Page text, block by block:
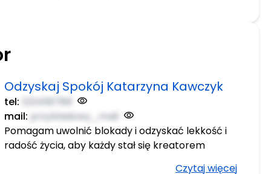
Odzyskaj Spokój Katarzyna Kawczyk
tel:
123456789
mail: przykladowy_mail
Pomagam uwolnić blokady i odzyskać lekkość i
radość życia, aby każdy stał się kreatorem
Czytaj więcej